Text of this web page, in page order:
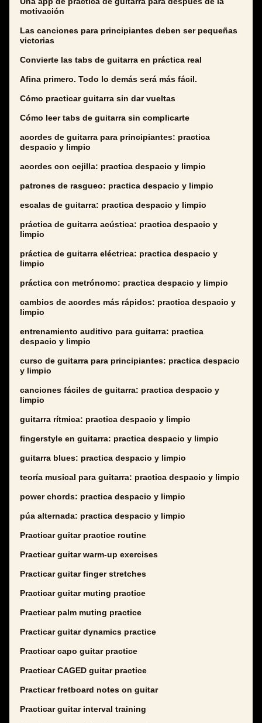
motivación
Las canciones para principiantes deben ser pequeñas
victorias
Convierte las tabs de guitarra en práctica real
Afina primero. Todo lo demás será más fácil.
Cómo practicar guitarra sin dar vueltas
Cómo leer tabs de guitarra sin complicarte
acordes de guitarra para principiantes: practica
despacio y limpio
acordes con cejilla: practica despacio y limpio
patrones de rasgueo: practica despacio y limpio
escalas de guitarra: practica despacio y limpio
práctica de guitarra acústica: practica despacio y
limpio
práctica de guitarra eléctrica: practica despacio y
limpio
práctica con metrónomo: practica despacio y limpio
cambios de acordes más rápidos: practica despacio y
limpio
entrenamiento auditivo para guitarra: practica
despacio y limpio
curso de guitarra para principiantes: practica despacio
y limpio
canciones fáciles de guitarra: practica despacio y
limpio
guitarra rítmica: practica despacio y limpio
fingerstyle en guitarra: practica despacio y limpio
guitarra blues: practica despacio y limpio
teoría musical para guitarra: practica despacio y limpio
power chords: practica despacio y limpio
púa alternada: practica despacio y limpio
Practicar guitar practice routine
Practicar guitar warm-up exercises
Practicar guitar finger stretches
Practicar guitar muting practice
Practicar palm muting practice
Practicar guitar dynamics practice
Practicar capo guitar practice
Practicar CAGED guitar practice
Practicar fretboard notes on guitar
Practicar guitar interval training